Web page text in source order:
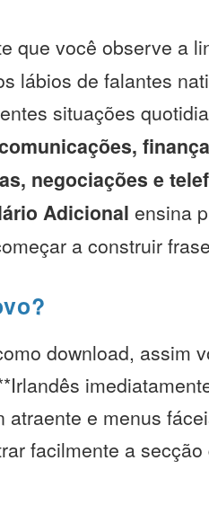
que você observe a
lábios de falantes
situações
negociações e
Adicional ensina
a construir
download, assim
atraente e menus
facilmente a